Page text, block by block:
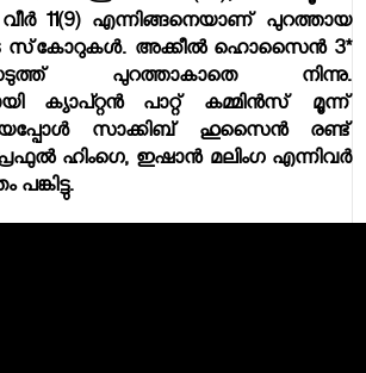
വീര്‍ 11(9) എന്നിങ്ങനെയാണ് പുറത്തായ
സ്‌കോറുകള്‍. അക്കീല്‍ ഹൊസൈന്‍ 3*
പുറത്താകാതെ നിന്നു.
ക്യാപ്റ്റന്‍ പാറ്റ് കമ്മിന്‍സ് മൂന്ന്
സാക്കിബ് ഹുസൈന്‍ രണ്ട്
പ്രഫുല്‍ ഹിംഗെ, ഇഷാന്‍ മലിംഗ എന്നിവര്‍